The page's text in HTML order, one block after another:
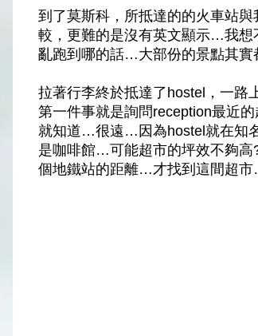
到了莫斯科， 所抵達的的火車站
較，更難的是沒有英文顯示…我想
亂跑到哪的話…大部份的景點其實
拉著行李終於抵達了hostel，一路
第一件事就是詢問reception最近
就知道…很遠…因為hostel就在知
是咖啡館…可能超市的坪效不夠
個地鐵站的距離…才找到這間超